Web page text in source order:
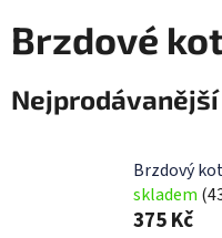
Brzdové
Nejprodávanější
Brzdový
skladem
375 Kč